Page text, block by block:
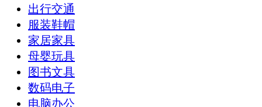
出行交通
服装鞋帽
家居家具
母婴玩具
图书文具
数码电子
电脑办公